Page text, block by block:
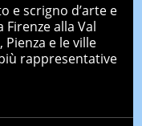
e scrigno d’arte e
Firenze alla Val
Pienza e le ville
rappresentative